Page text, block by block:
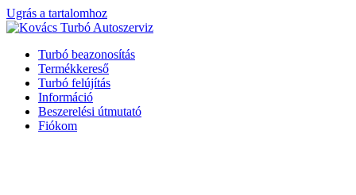
Ugrás a tartalomhoz
Turbó beazonosítás
Termékkereső
Turbó felújítás
Információ
Beszerelési útmutató
Fiókom